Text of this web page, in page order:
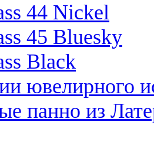
44 Nickel
45 Bluesky
Black
ювелирного
панно из